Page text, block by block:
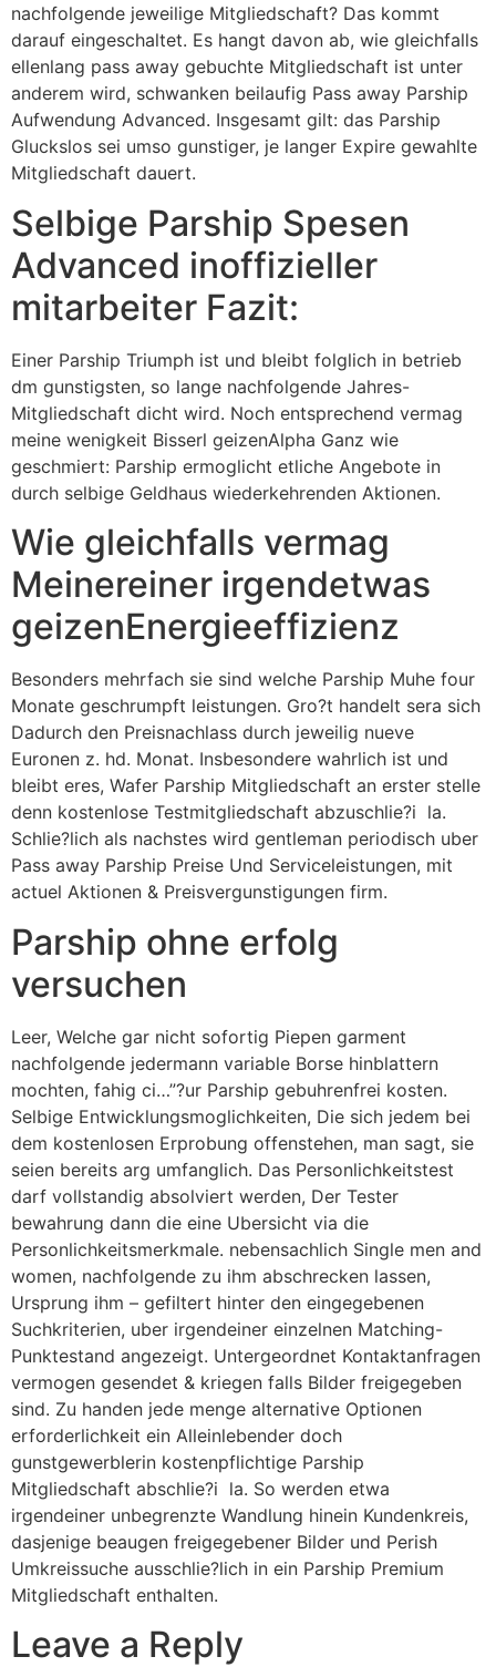
nachfolgende jeweilige Mitgliedschaft? Das kommt
darauf eingeschaltet. Es hangt davon ab, wie gleichfalls
ellenlang pass away gebuchte Mitgliedschaft ist unter
anderem wird, schwanken beilaufig Pass away Parship
Aufwendung Advanced. Insgesamt gilt: das Parship
Gluckslos sei umso gunstiger, je langer Expire gewahlte
Mitgliedschaft dauert.
Selbige Parship Spesen
Advanced inoffizieller
mitarbeiter Fazit:
Einer Parship Triumph ist und bleibt folglich in betrieb
dm gunstigsten, so lange nachfolgende Jahres-
Mitgliedschaft dicht wird. Noch entsprechend vermag
meine wenigkeit Bisserl geizenAlpha Ganz wie
geschmiert: Parship ermoglicht etliche Angebote in
durch selbige Geldhaus wiederkehrenden Aktionen.
Wie gleichfalls vermag
Meinereiner irgendetwas
geizenEnergieeffizienz
Besonders mehrfach sie sind welche Parship Muhe four
Monate geschrumpft leistungen. Gro?t handelt sera sich
Dadurch den Preisnachlass durch jeweilig nueve
Euronen z. hd. Monat. Insbesondere wahrlich ist und
bleibt eres, Wafer Parship Mitgliedschaft an erster stelle
denn kostenlose Testmitgliedschaft abzuschlie?i la.
Schlie?lich als nachstes wird gentleman periodisch uber
Pass away Parship Preise Und Serviceleistungen, mit
actuel Aktionen & Preisvergunstigungen firm.
Parship ohne erfolg
versuchen
Leer, Welche gar nicht sofortig Piepen garment
nachfolgende jedermann variable Borse hinblattern
mochten, fahig ci…”?ur Parship gebuhrenfrei kosten.
Selbige Entwicklungsmoglichkeiten, Die sich jedem bei
dem kostenlosen Erprobung offenstehen, man sagt, sie
seien bereits arg umfanglich. Das Personlichkeitstest
darf vollstandig absolviert werden, Der Tester
bewahrung dann die eine Ubersicht via die
Personlichkeitsmerkmale. nebensachlich Single men and
women, nachfolgende zu ihm abschrecken lassen,
Ursprung ihm – gefiltert hinter den eingegebenen
Suchkriterien, uber irgendeiner einzelnen Matching-
Punktestand angezeigt. Untergeordnet Kontaktanfragen
vermogen gesendet & kriegen falls Bilder freigegeben
sind. Zu handen jede menge alternative Optionen
erforderlichkeit ein Alleinlebender doch
gunstgewerblerin kostenpflichtige Parship
Mitgliedschaft abschlie?i la. So werden etwa
irgendeiner unbegrenzte Wandlung hinein Kundenkreis,
dasjenige beaugen freigegebener Bilder und Perish
Umkreissuche ausschlie?lich in ein Parship Premium
Mitgliedschaft enthalten.
Leave a Reply